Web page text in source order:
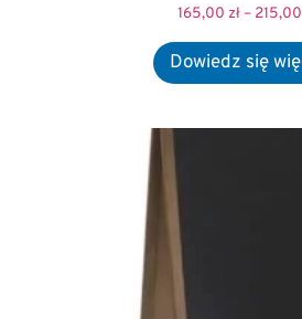
165,00 zł – 215,00